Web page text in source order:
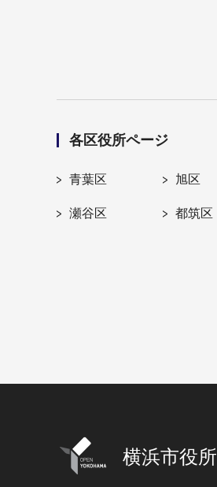
各区役所ページ
青葉区 旭区
瀬谷区 都筑区
横浜市役所